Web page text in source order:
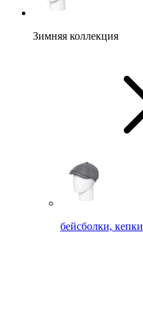
Зимняя коллекция
бейсболки, кепки